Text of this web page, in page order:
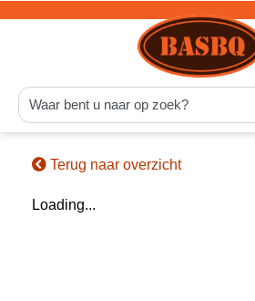
Terug naar overzicht
Loading...